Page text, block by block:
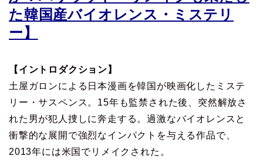
た韓国産バイオレンス・ミステリ
ー】
【イントロダクション】
土屋ガロンによる日本漫画を韓国が映画化したミステ
リー・サスペンス。15年も監禁された後、突然解放さ
れた男が犯人捜しに奔走する。過激なバイオレンスと
衝撃的な展開で強烈なインパクトを与える作品で、
2013年には米国でリメイクされた。